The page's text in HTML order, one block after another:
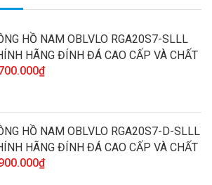
HỒ NAM OBLVLO RGA20S7-SLLL
HÃNG ĐÍNH ĐÁ CAO CẤP VÀ CHẤT
HỒ NAM OBLVLO RGA20S7-D-SLLL
HÃNG ĐÍNH ĐÁ CAO CẤP VÀ CHẤT